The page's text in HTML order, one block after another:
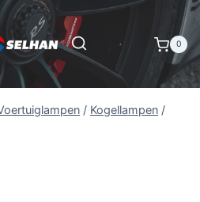
0
/ Kogellampen /